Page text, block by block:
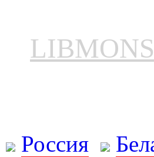
Россия